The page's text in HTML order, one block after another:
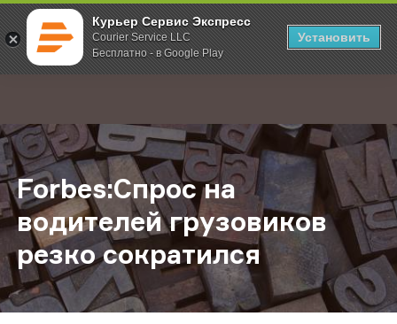
Курьер Сервис Экспресс
Courier Service LLC
Бесплатно - в Google Play
Установить
; Главная О компании Новости Forbes:Спрос на водителей
Forbes:Спрос на
водителей грузовиков
резко сократился